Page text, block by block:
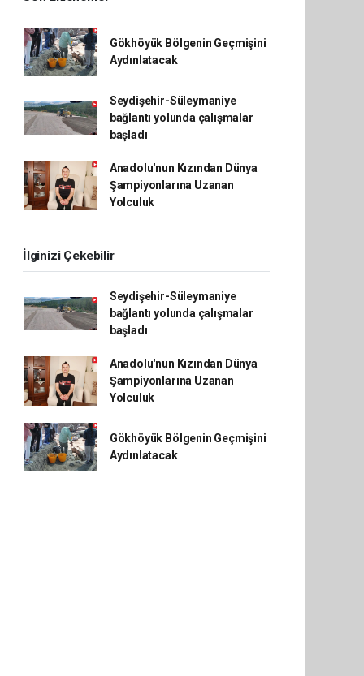
Gökhöyük Bölgenin Geçmişini
Aydınlatacak
Seydişehir-Süleymaniye
bağlantı yolunda çalışmalar
başladı
Anadolu'nun Kızından Dünya
Şampiyonlarına Uzanan
Yolculuk
İlginizi Çekebilir
Seydişehir-Süleymaniye
bağlantı yolunda çalışmalar
başladı
Anadolu'nun Kızından Dünya
Şampiyonlarına Uzanan
Yolculuk
Gökhöyük Bölgenin Geçmişini
Aydınlatacak